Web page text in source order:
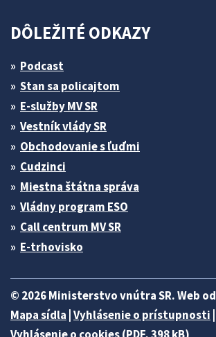
DÔLEŽITÉ ODKAZY
Podcast
Stan sa policajtom
E-služby MV SR
Vestník vlády SR
Obchodovanie s ľuďmi
Cudzinci
Miestna štátna správa
Vládny program ESO
Call centrum MV SR
E-trhovisko
© 2026 Ministerstvo vnútra SR. Web od
Mapa sídla Vyhlásenie o prístupnosti